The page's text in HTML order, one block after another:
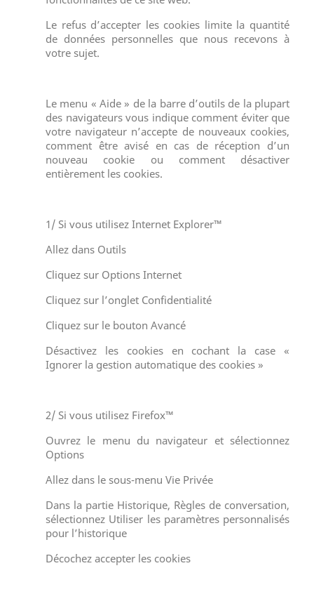
Le refus d’accepter les cookies limite la quantité
de données personnelles que nous recevons à
votre sujet.
Le menu « Aide » de la barre d’outils de la plupart
des navigateurs vous indique comment éviter que
votre navigateur n’accepte de nouveaux cookies,
comment être avisé en cas de réception d’un
nouveau cookie ou comment désactiver
entièrement les cookies.
1/ Si vous utilisez Internet Explorer™
Allez dans Outils
Cliquez sur Options Internet
Cliquez sur l’onglet Confidentialité
Cliquez sur le bouton Avancé
Désactivez les cookies en cochant la case «
Ignorer la gestion automatique des cookies »
2/ Si vous utilisez Firefox™
Ouvrez le menu du navigateur et sélectionnez
Options
Allez dans le sous-menu Vie Privée
Dans la partie Historique, Règles de conversation,
sélectionnez Utiliser les paramètres personnalisés
pour l’historique
Décochez accepter les cookies